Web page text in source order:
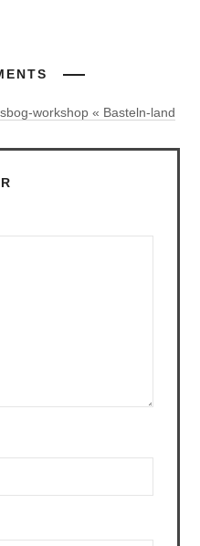
workshop « Basteln-land